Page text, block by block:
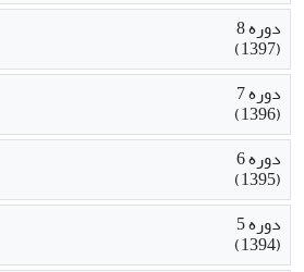
دوره 8
(1397)
دوره 7
(1396)
دوره 6
(1395)
دوره 5
(1394)